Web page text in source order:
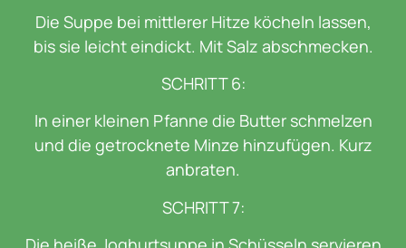
Die Suppe bei mittlerer Hitze köcheln lassen,
bis sie leicht eindickt. Mit Salz abschmecken.
SCHRITT 6:
In einer kleinen Pfanne die Butter schmelzen
und die getrocknete Minze hinzufügen. Kurz
anbraten.
SCHRITT 7: